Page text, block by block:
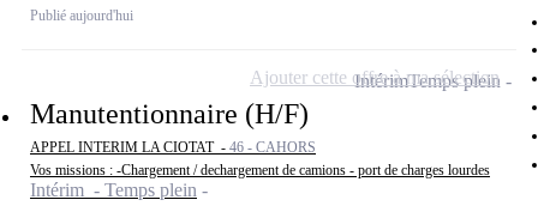
Publié aujourd'hui
Manutentionnaire (H/F)
APPEL INTERIM LA CIOTAT - 46 - CAHORS
Vos missions : -Chargement / dechargement de camions - port de charges lourdes
Intérim - Temps plein
IntérimTemps plein
Ajouter cette offre à ma sélection